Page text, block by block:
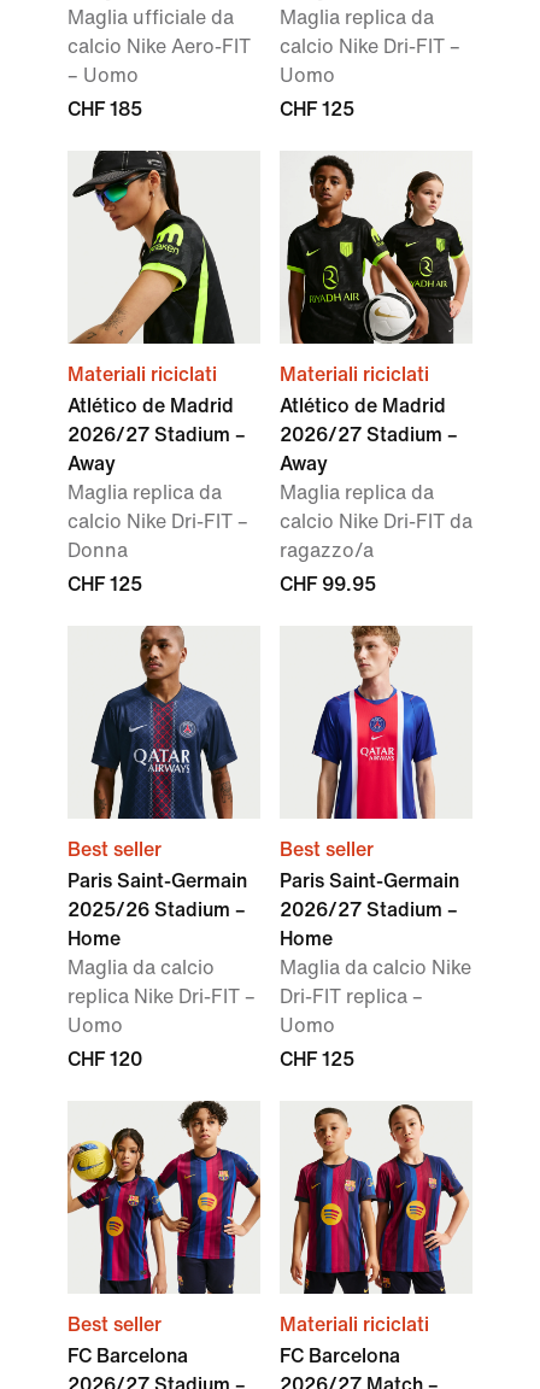
Maglia ufficiale da
calcio Nike Aero-FIT
– Uomo
CHF 185
Maglia replica da
calcio Nike Dri-FIT –
Uomo
CHF 125
Materiali riciclati
Atlético de Madrid
2026/27 Stadium –
Away
Maglia replica da
calcio Nike Dri-FIT –
Donna
CHF 125
Materiali riciclati
Atlético de Madrid
2026/27 Stadium –
Away
Maglia replica da
calcio Nike Dri-FIT da
ragazzo/a
CHF 99.95
Best seller
Paris Saint-Germain
2025/26 Stadium –
Home
Maglia da calcio
replica Nike Dri-FIT –
Uomo
CHF 120
Best seller
Paris Saint-Germain
2026/27 Stadium –
Home
Maglia da calcio Nike
Dri-FIT replica –
Uomo
CHF 125
Best seller
FC Barcelona
2026/27 Stadium –
Materiali riciclati
FC Barcelona
2026/27 Match –